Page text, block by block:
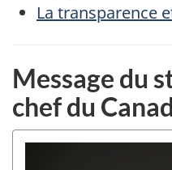
La transparence
Message du
chef du